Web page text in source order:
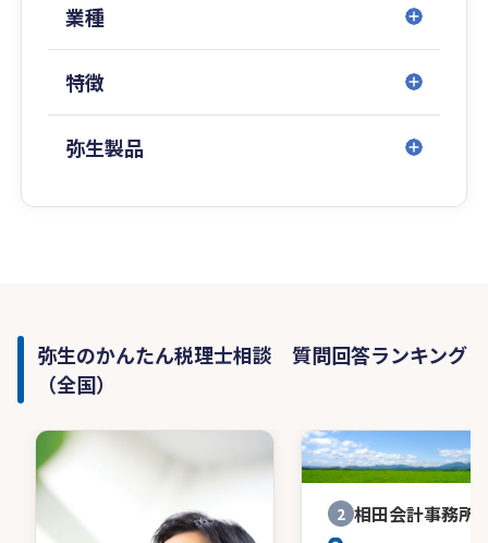
業種
特徴
弥生製品
弥生のかんたん税理士相談 質問回答ランキング
（全国）
2 相田会計事務所